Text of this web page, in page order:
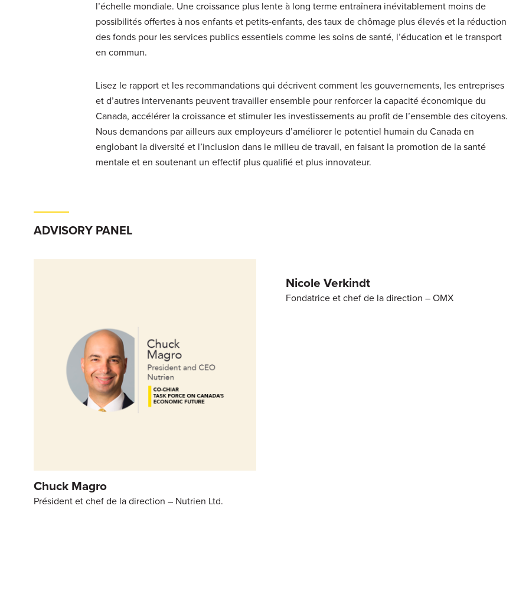
l’échelle mondiale. Une croissance plus lente à long terme entraînera inévitablement moins de
possibilités offertes à nos enfants et petits-enfants, des taux de chômage plus élevés et la réduction
des fonds pour les services publics essentiels comme les soins de santé, l’éducation et le transport
en commun.
Lisez le rapport et les recommandations qui décrivent comment les gouvernements, les entreprises
et d’autres intervenants peuvent travailler ensemble pour renforcer la capacité économique du
Canada, accélérer la croissance et stimuler les investissements au profit de l’ensemble des citoyens.
Nous demandons par ailleurs aux employeurs d’améliorer le potentiel humain du Canada en
englobant la diversité et l’inclusion dans le milieu de travail, en faisant la promotion de la santé
mentale et en soutenant un effectif plus qualifié et plus innovateur.
ADVISORY PANEL
Chuck Magro
Président et chef de la direction – Nutrien Ltd.
Nicole Verkindt
Fondatrice et chef de la direction – OMX